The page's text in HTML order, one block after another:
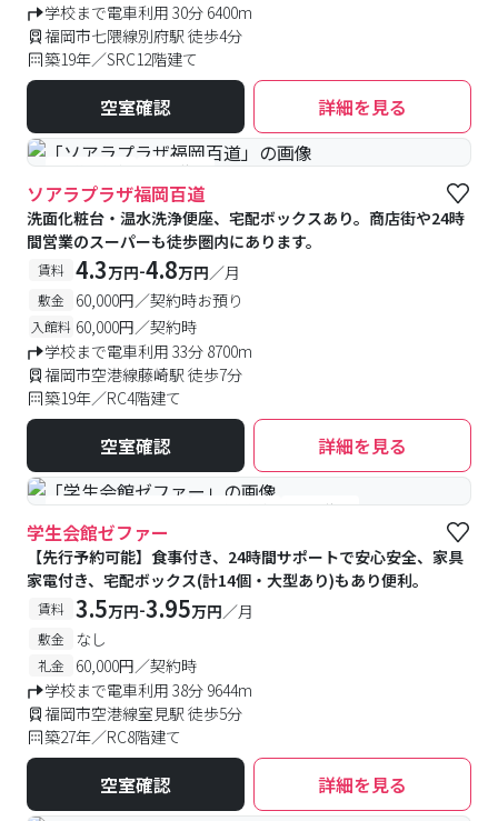
学校まで電車利用 30分 6400m
福岡市七隈線別府駅 徒歩4分
築19年／SRC12階建て
空室確認 詳細を見る
#予約受付中 #空室待ち
ソアラプラザ福岡百道
洗面化粧台・温水洗浄便座、宅配ボックスあり。商店街や24時
間営業のスーパーも徒歩圏内にあります。
賃料 4.3万円-4.8万円／月
敷金 60,000円／契約時お預り
入館料 60,000円／契約時
学校まで電車利用 33分 8700m
福岡市空港線藤崎駅 徒歩7分
築19年／RC4階建て
空室確認 詳細を見る
#女性専用フロアあり #予約受付中 #空室待ち
学生会館ゼファー
【先行予約可能】食事付き、24時間サポートで安心安全、家具
家電付き、宅配ボックス(計14個・大型あり)もあり便利。
賃料 3.5万円-3.95万円／月
敷金 なし
礼金
60,000円／契約時
学校まで電車利用 38分 9644m
福岡市空港線室見駅 徒歩5分
築27年／RC8階建て
空室確認 詳細を見る